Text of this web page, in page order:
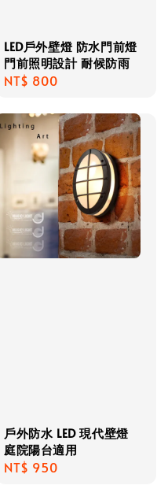
LED戶外壁燈 防水門前燈
門前照明設計 耐候防雨
Regular
NT$ 800
戶外防水 LED 現代壁燈
庭院陽台適用
Regular
NT$ 950